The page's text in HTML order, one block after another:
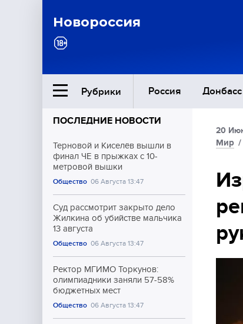
Новороссия
Рубрики Россия Донбасс
Ближний Восток
Общество
Культура
ПОСЛЕДНИЕ НОВОСТИ
Терновой и Киселёв вышли в
финал ЧЕ в прыжках с 10-
метровой вышки
Общество 06 Августа 13:47
Суд рассмотрит закрыто дело
Жилкина об убийстве мальчика
13 августа
Общество 06 Августа 13:47
Ректор МГИМО Торкунов:
олимпиадники заняли 57-58%
бюджетных мест
Общество 06 Августа 13:47
20
Мир /